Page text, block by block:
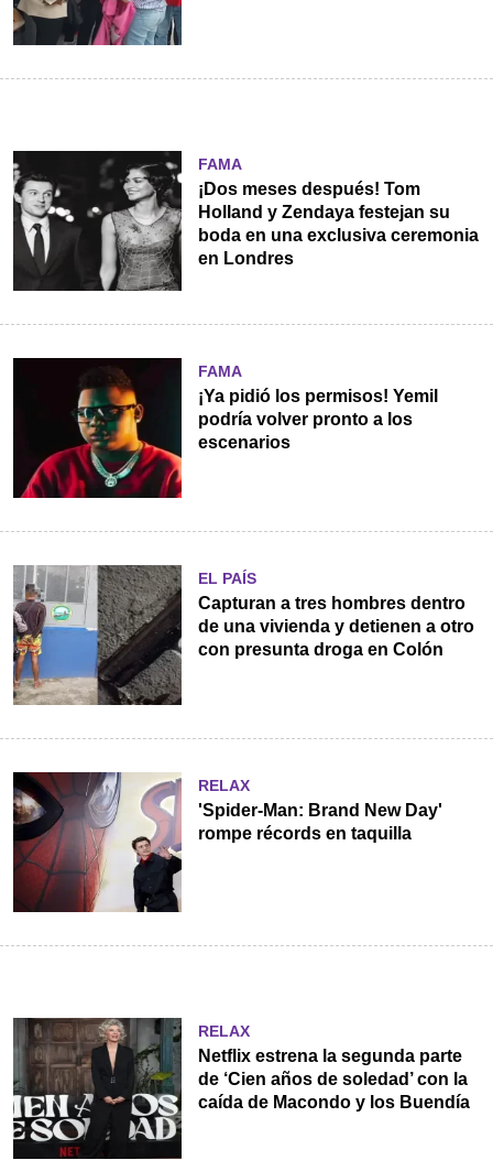
FAMA
¡Dos meses después! Tom
Holland y Zendaya festejan su
boda en una exclusiva ceremonia
en Londres
FAMA
¡Ya pidió los permisos! Yemil
podría volver pronto a los
escenarios
EL PAÍS
Capturan a tres hombres dentro
de una vivienda y detienen a otro
con presunta droga en Colón
RELAX
'Spider-Man: Brand New Day'
rompe récords en taquilla
RELAX
Netflix estrena la segunda parte
de ‘Cien años de soledad’ con la
caída de Macondo y los Buendía